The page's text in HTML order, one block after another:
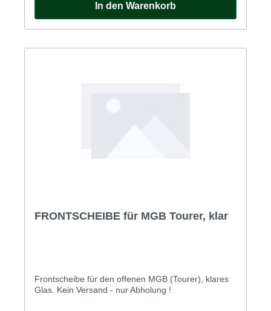
In den Warenkorb
FRONTSCHEIBE für MGB Tourer, klar
Frontscheibe für den offenen MGB (Tourer), klares
Glas. Kein Versand - nur Abholung !